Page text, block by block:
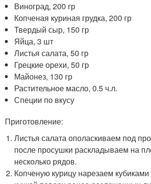
Виноград, 200 гр
Копченая куриная грудка, 200 гр
Твердый сыр, 150 гр
Яйца, 3 шт
Листья салата, 50 гр
Грецкие орехи, 50 гр
Майонез, 130 гр
Растительное масло, 0.5 ч.л.
Специи по вкусу
Приготовление:
Листья салата ополаскиваем под
после просушки раскладываем на
несколько рядов.
Копченую курицу нарезаем